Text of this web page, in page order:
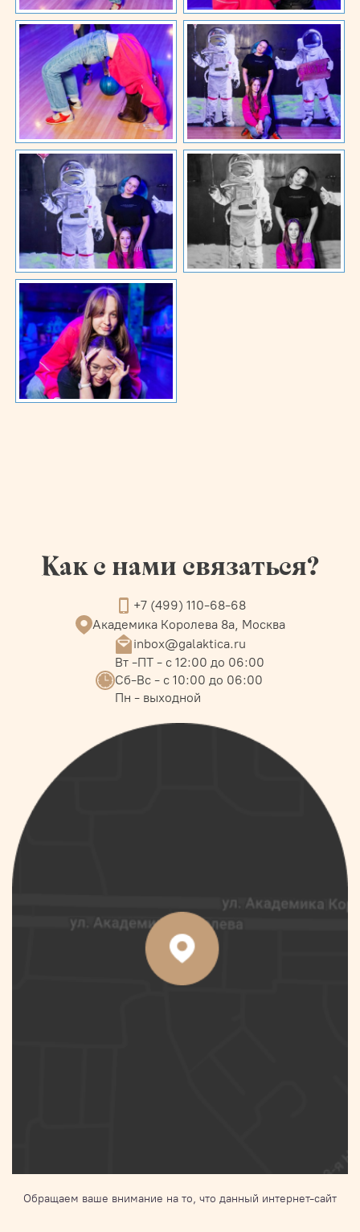
Как с нами связаться?
+7 (499) 110-68-68
Академика Королева 8а, Москва
inbox@galaktica.ru
Вт -ПТ - с 12:00 до 06:00
Сб-Вс - с 10:00 до 06:00
Пн - выходной
Обращаем ваше внимание на то, что данный интернет-сайт